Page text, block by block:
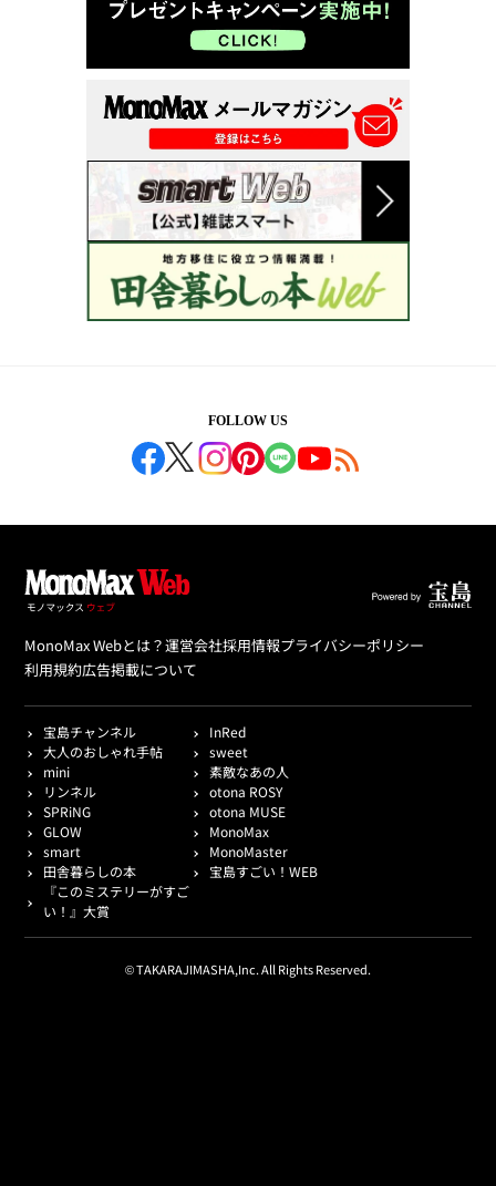
FOLLOW US
MonoMax Webとは？運営会社採用情報プライバシーポリシー
利用規約広告掲載について
宝島チャンネル
InRed
大人のおしゃれ手帖
sweet
mini
素敵なあの人
リンネル
otona ROSY
SPRiNG
otona MUSE
GLOW
MonoMax
smart
MonoMaster
田舎暮らしの本
宝島すごい！WEB
『このミステリーがすご
い！』大賞
© TAKARAJIMASHA,Inc. All Rights Reserved.